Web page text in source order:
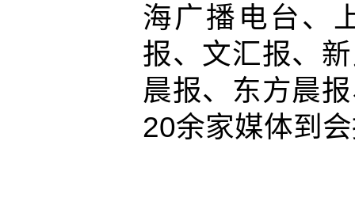
海广播电台、
报、文汇报、
晨报、东方晨
20余家媒体到